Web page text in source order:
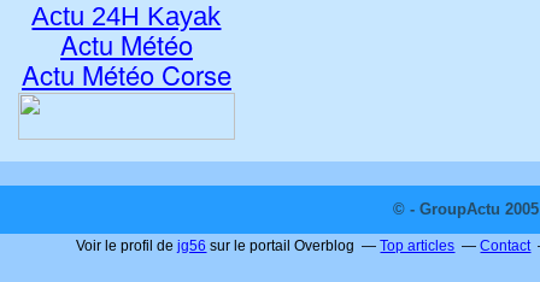
Actu 24H Kayak
Actu Météo
Actu Météo Corse
© - GroupActu
Voir le profil dejg56 sur le portail Overblog Top articles Contact